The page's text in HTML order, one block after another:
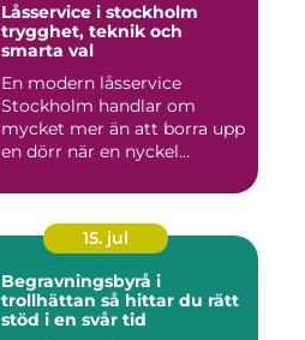
Låsservice i stockholm
trygghet, teknik och
smarta val
En modern låsservice
Stockholm handlar om
mycket mer än att borra upp
en dörr när en nyckel
15. jul
Begravningsbyrå i
trollhättan så hittar du rätt
stöd i en svår tid